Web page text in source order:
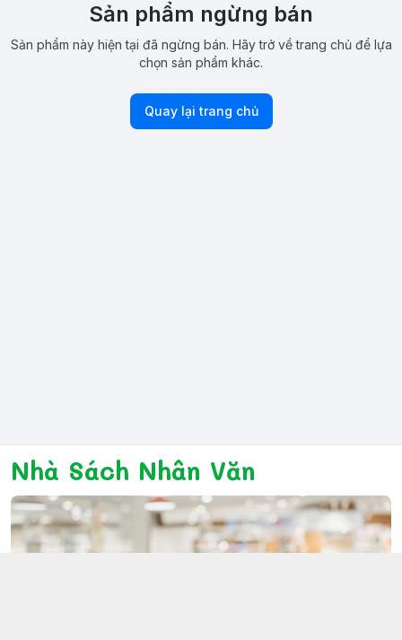
Sản phẩm ngừng bán
Sản phẩm này hiện tại đã ngừng bán. Hãy trở về trang chủ để lựa
chọn sản phẩm khác.
Quay lại trang chủ
Nhà Sách Nhân Văn